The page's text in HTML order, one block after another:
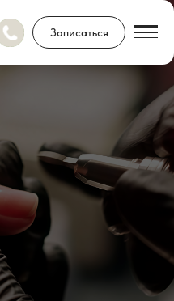
Записаться